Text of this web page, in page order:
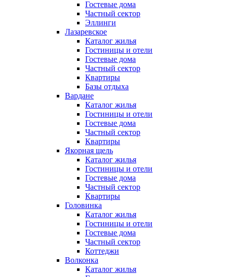
Гостевые дома
Частный сектор
Эллинги
Лазаревское
Каталог жилья
Гостиницы и отели
Гостевые дома
Частный сектор
Квартиры
Базы отдыха
Вардане
Каталог жилья
Гостиницы и отели
Гостевые дома
Частный сектор
Квартиры
Якорная щель
Каталог жилья
Гостиницы и отели
Гостевые дома
Частный сектор
Квартиры
Головинка
Каталог жилья
Гостиницы и отели
Гостевые дома
Частный сектор
Коттеджи
Волконка
Каталог жилья